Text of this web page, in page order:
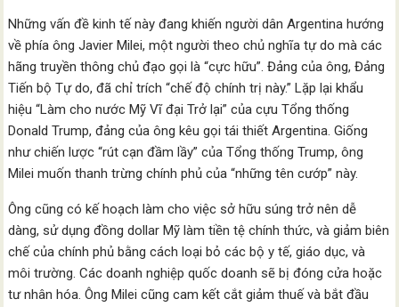
Những vấn đề kinh tế này đang khiến người dân Argentina hướng
về phía ông Javier Milei, một người theo chủ nghĩa tự do mà các
hãng truyền thông chủ đạo gọi là “cực hữu”. Đảng của ông, Đảng
Tiến bộ Tự do, đã chỉ trích “chế độ chính trị này.” Lặp lại khẩu
hiệu “Làm cho nước Mỹ Vĩ đại Trở lại” của cựu Tổng thống
Donald Trump, đảng của ông kêu gọi tái thiết Argentina. Giống
như chiến lược “rút cạn đầm lầy” của Tổng thống Trump, ông
Milei muốn thanh trừng chính phủ của “những tên cướp” này.
Ông cũng có kế hoạch làm cho việc sở hữu súng trở nên dễ
dàng, sử dụng đồng dollar Mỹ làm tiền tệ chính thức, và giảm biên
chế của chính phủ bằng cách loại bỏ các bộ y tế, giáo dục, và
môi trường. Các doanh nghiệp quốc doanh sẽ bị đóng cửa hoặc
tư nhân hóa. Ông Milei cũng cam kết cắt giảm thuế và bắt đầu